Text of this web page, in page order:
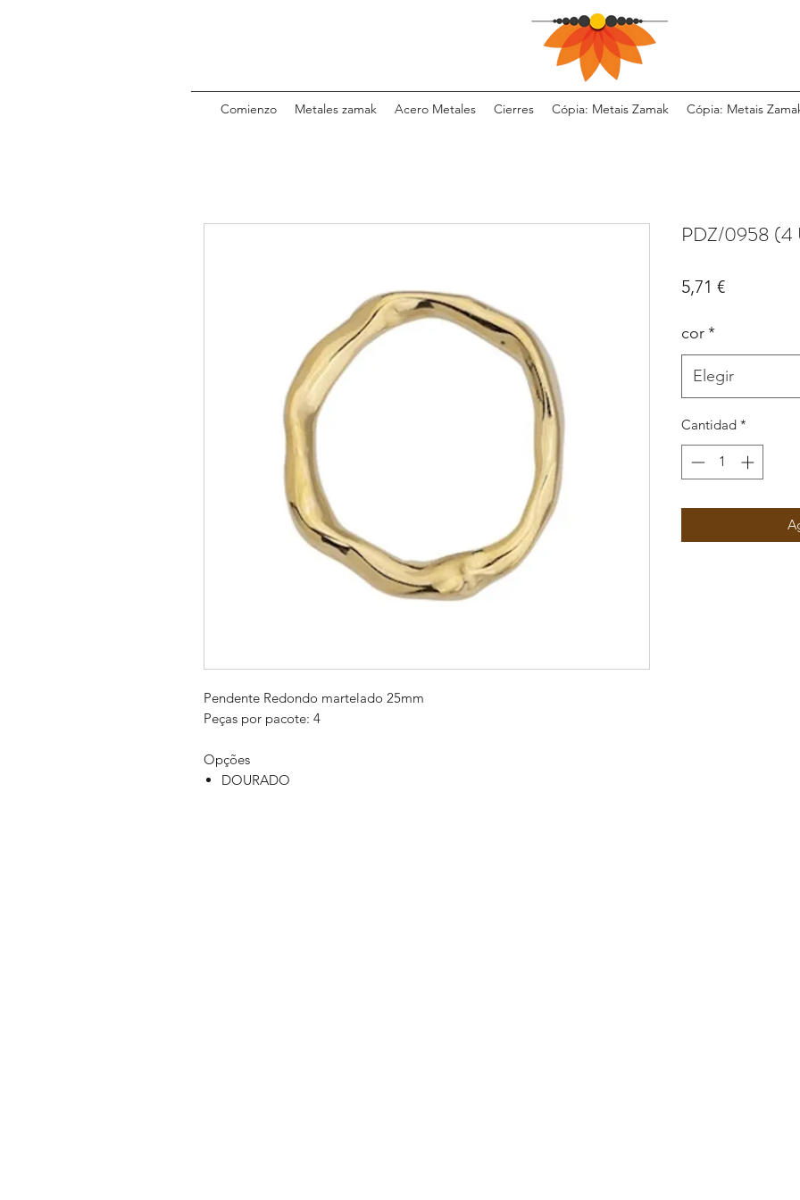
Comienzo Metales zamak Acero Metales Cierres Cópia: Metais Zamak Cópia: Metais
Pendente Redondo martelado 25mm
Peças por pacote: 4
Opções
DOURADO
PDZ/0958 (4
5,71 €Precio
cor*
Elegir
Cantidad *